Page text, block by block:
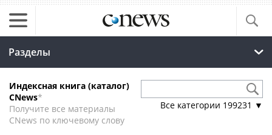
Разделы
Индексная книга (каталог)
CNews*
Получите все материалы
CNews по ключевому слову
Все категории 199231 ▼